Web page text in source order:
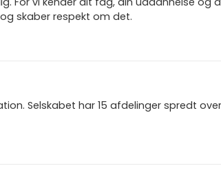
skaber respekt om det.
Selskabet har 15 afdelinger spredt